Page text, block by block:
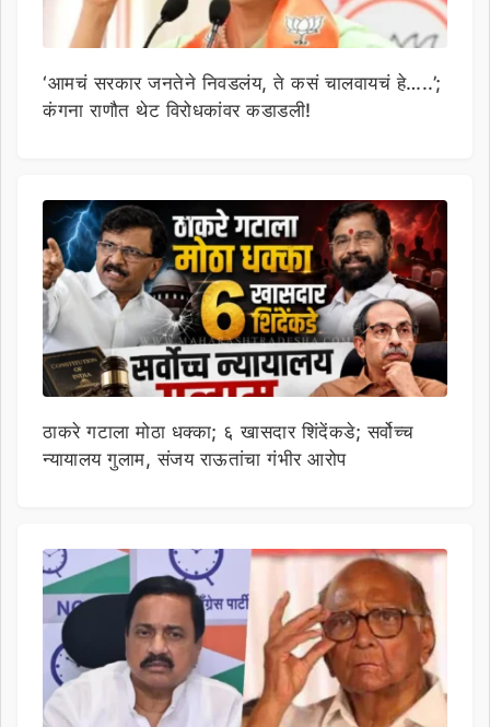
‘आमचं सरकार जनतेने निवडलंय, ते कसं चालवायचं हे…..’;
कंगना राणौत थेट विरोधकांवर कडाडली!
ठाकरे गटाला मोठा धक्का; ६ खासदार शिंदेंकडे; सर्वोच्च
न्यायालय गुलाम, संजय राऊतांचा गंभीर आरोप